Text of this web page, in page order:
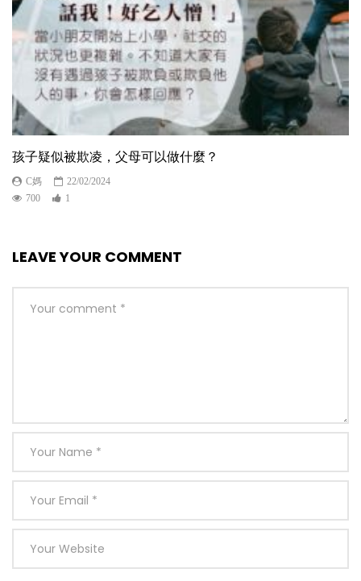
孩子疑似被欺凌，父母可以做什麼？
C媽
22/02/2024
700
1
LEAVE YOUR COMMENT